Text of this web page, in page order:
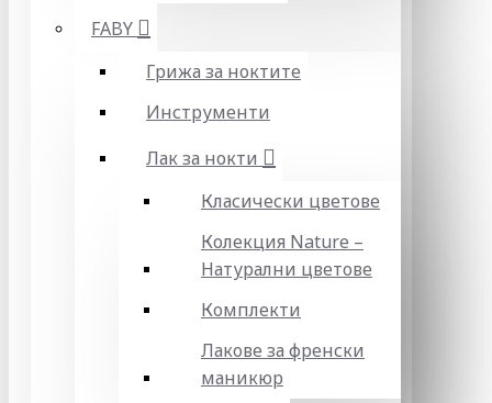
FABY
Грижа за ноктите
Инструменти
Лак за нокти
Класически цветове
Колекция Nature –
Натурални цветове
Комплекти
Лакове за френски
маникюр